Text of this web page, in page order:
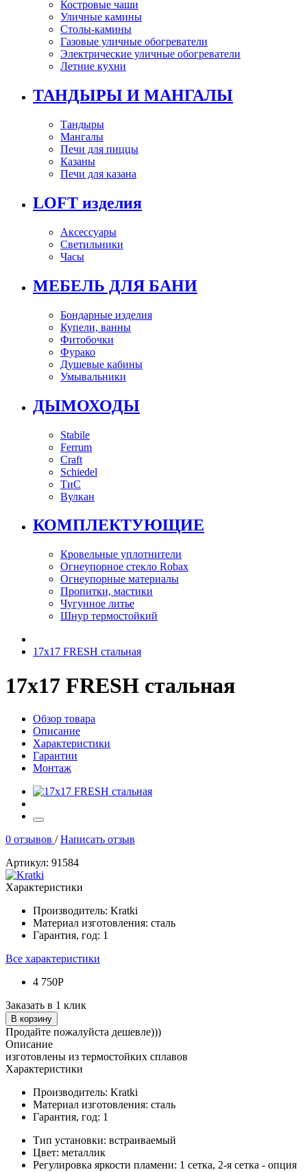
Костровые чаши
Уличные камины
Столы-камины
Газовые уличные обогреватели
Электрические уличные обогреватели
Летние кухни
ТАНДЫРЫ И МАНГАЛЫ
Тандыры
Мангалы
Печи для пиццы
Казаны
Печи для казана
LOFT изделия
Аксессуары
Светильники
Часы
МЕБЕЛЬ ДЛЯ БАНИ
Бондарные изделия
Купели, ванны
Фитобочки
Фурако
Душевые кабины
Умывальники
ДЫМОХОДЫ
Stabile
Ferrum
Craft
Schiedel
ТиС
Вулкан
КОМПЛЕКТУЮЩИЕ
Кровельные уплотнители
Огнеупорное стекло Robax
Огнеупорные материалы
Пропитки, мастики
Чугунное литье
Шнур термостойкий
17x17 FRESH стальная
17x17 FRESH стальная
Обзор товара
Описание
Характеристики
Гарантии
Монтаж
0 отзывов /Написать отзыв
Артикул: 91584
Характеристики
Производитель: Kratki
Материал изготовления: сталь
Гарантия, год: 1
Все характеристики
4 750Р
Заказать в 1 клик
В корзину
Продайте пожалуйста дешевле)))
Описание
изготовлены из термостойких сплавов
Характеристики
Производитель: Kratki
Материал изготовления: сталь
Гарантия, год: 1
Тип установки: встраиваемый
Цвет: металлик
Регулировка яркости пламени: 1 сетка, 2-я сетка - опция